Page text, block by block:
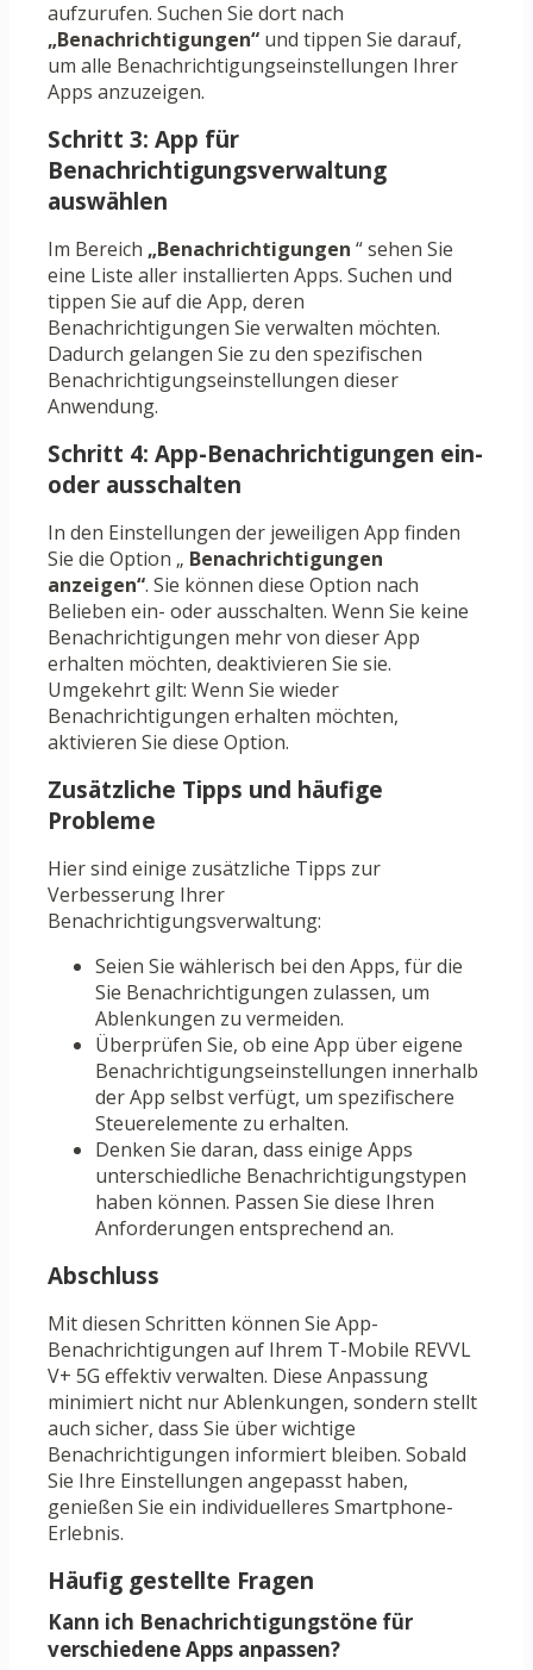
aufzurufen. Suchen Sie dort nach
„Benachrichtigungen“ und tippen Sie darauf,
um alle Benachrichtigungseinstellungen Ihrer
Apps anzuzeigen.
Schritt 3: App für
Benachrichtigungsverwaltung
auswählen
Im Bereich „Benachrichtigungen “ sehen Sie
eine Liste aller installierten Apps. Suchen und
tippen Sie auf die App, deren
Benachrichtigungen Sie verwalten möchten.
Dadurch gelangen Sie zu den spezifischen
Benachrichtigungseinstellungen dieser
Anwendung.
Schritt 4: App-Benachrichtigungen ein-
oder ausschalten
In den Einstellungen der jeweiligen App finden
Sie die Option „ Benachrichtigungen
anzeigen“. Sie können diese Option nach
Belieben ein- oder ausschalten. Wenn Sie keine
Benachrichtigungen mehr von dieser App
erhalten möchten, deaktivieren Sie sie.
Umgekehrt gilt: Wenn Sie wieder
Benachrichtigungen erhalten möchten,
aktivieren Sie diese Option.
Zusätzliche Tipps und häufige
Probleme
Hier sind einige zusätzliche Tipps zur
Verbesserung Ihrer
Benachrichtigungsverwaltung:
Seien Sie wählerisch bei den Apps, für die
Sie Benachrichtigungen zulassen, um
Ablenkungen zu vermeiden.
Überprüfen Sie, ob eine App über eigene
Benachrichtigungseinstellungen innerhalb
der App selbst verfügt, um spezifischere
Steuerelemente zu erhalten.
Denken Sie daran, dass einige Apps
unterschiedliche Benachrichtigungstypen
haben können. Passen Sie diese Ihren
Anforderungen entsprechend an.
Abschluss
Mit diesen Schritten können Sie App-
Benachrichtigungen auf Ihrem T-Mobile REVVL
V+ 5G effektiv verwalten. Diese Anpassung
minimiert nicht nur Ablenkungen, sondern stellt
auch sicher, dass Sie über wichtige
Benachrichtigungen informiert bleiben. Sobald
Sie Ihre Einstellungen angepasst haben,
genießen Sie ein individuelleres Smartphone-
Erlebnis.
Häufig gestellte Fragen
Kann ich Benachrichtigungstöne für
verschiedene Apps anpassen?